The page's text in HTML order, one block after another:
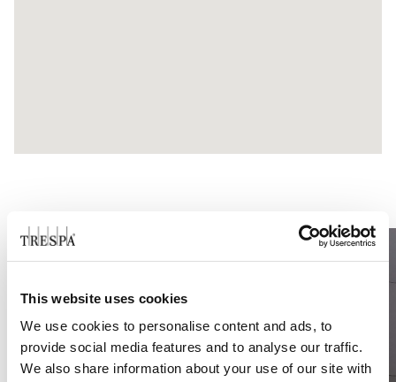
This website uses cookies
We use cookies to personalise content and ads, to
provide social media features and to analyse our traffic.
We also share information about your use of our site with